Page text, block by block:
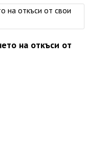
на откъси от